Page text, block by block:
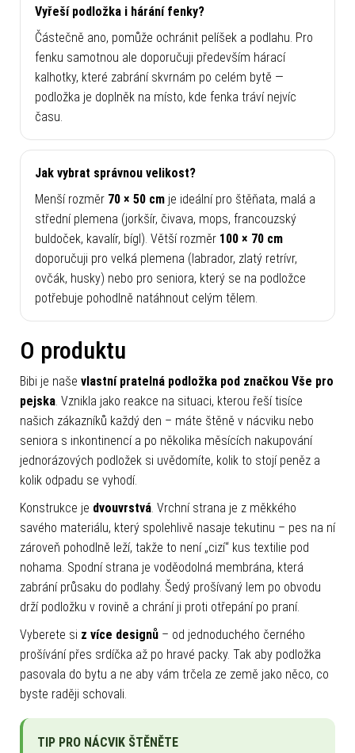
Vyřeší podložka i hárání fenky?
Částečně ano, pomůže ochránit pelíšek a podlahu. Pro
fenku samotnou ale doporučuji především hárací
kalhotky, které zabrání skvrnám po celém bytě —
podložka je doplněk na místo, kde fenka tráví nejvíc
času.
Jak vybrat správnou velikost?
Menší rozměr 70 × 50 cm je ideální pro štěňata, malá a
střední plemena (jorkšír, čivava, mops, francouzský
buldoček, kavalír, bígl). Větší rozměr 100 × 70 cm
doporučuji pro velká plemena (labrador, zlatý retrívr,
ovčák, husky) nebo pro seniora, který se na podložce
potřebuje pohodlně natáhnout celým tělem.
O produktu
Bibi je naše vlastní pratelná podložka pod značkou Vše pro
pejska. Vznikla jako reakce na situaci, kterou řeší tisíce
našich zákazníků každý den – máte štěně v nácviku nebo
seniora s inkontinencí a po několika měsících nakupování
jednorázových podložek si uvědomíte, kolik to stojí peněz a
kolik odpadu se vyhodí.
Konstrukce je dvouvrstvá. Vrchní strana je z měkkého
savého materiálu, který spolehlivě nasaje tekutinu – pes na ní
zároveň pohodlně leží, takže to není „cizí“ kus textilie pod
nohama. Spodní strana je voděodolná membrána, která
zabrání průsaku do podlahy. Šedý prošívaný lem po obvodu
drží podložku v rovině a chrání ji proti otřepání po praní.
Vyberete si z více designů – od jednoduchého černého
prošívání přes srdíčka až po hravé packy. Tak aby podložka
pasovala do bytu a ne aby vám trčela ze země jako něco, co
byste raději schovali.
TIP PRO NÁCVIK ŠTĚNĚTE